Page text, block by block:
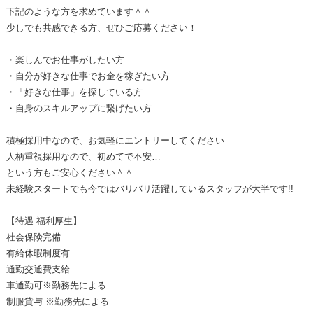
下記のような方を求めています＾＾
少しでも共感できる方、ぜひご応募ください！
・楽しんでお仕事がしたい方
・自分が好きな仕事でお金を稼ぎたい方
・「好きな仕事」を探している方
・自身のスキルアップに繋げたい方
積極採用中なので、お気軽にエントリーしてください
人柄重視採用なので、初めてで不安…
という方もご安心ください＾＾
未経験スタートでも今ではバリバリ活躍しているスタッフが大半です!!
【待遇 福利厚生】
社会保険完備
有給休暇制度有
通勤交通費支給
車通勤可※勤務先による
制服貸与 ※勤務先による